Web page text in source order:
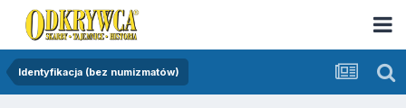
Identyfikacja (bez numizmatów)